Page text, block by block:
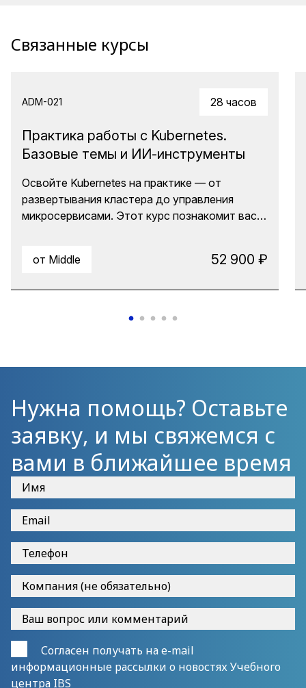
Связанные курсы
ADM-021 28 часов
Практика работы с Kubernetes.
Базовые темы и ИИ-инструменты
Освойте Kubernetes на практике — от
развертывания кластера до управления
микросервисами. Этот курс познакомит вас с
развертывать приложения, настраивать
концепциях для повышения
инфраструктуры.
от Middle 52 900 ₽
Нужна помощь? Оставьте
заявку, и мы свяжемся с
вами в ближайшее время
Согласен получать на e-mail
информационные рассылки о новостях Учебного
центра IBS